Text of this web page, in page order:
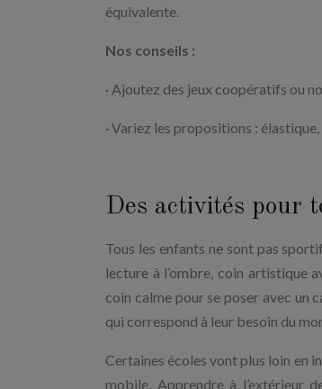
équivalente.
Nos conseils :
· Ajoutez des jeux coopératifs ou
· Variez les propositions :
Des activités pour
Tous les enfants ne sont pas
lecture à l’ombre, coin artistique
coin calme pour se poser avec un
qui correspond à leur besoin du
Certaines écoles vont plus loin en
mobile. Apprendre à l’extérieur